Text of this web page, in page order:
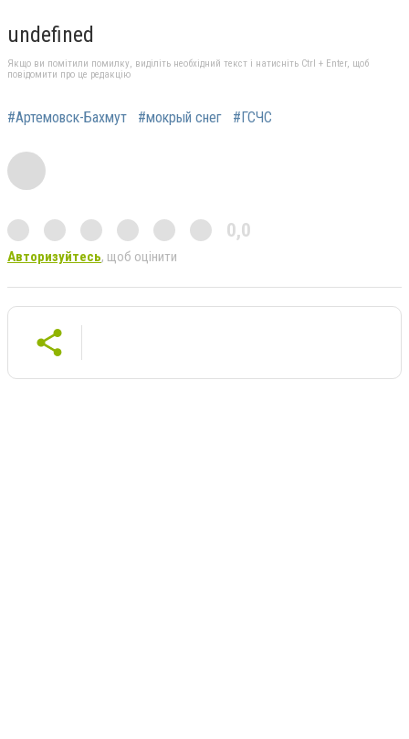
undefined
Якщо ви помітили помилку, виділіть необхідний текст і натисніть Ctrl + Enter, щоб
повідомити про це редакцію
#Артемовск-Бахмут #мокрый снег #ГСЧС
0,0
Авторизуйтесь, щоб оцінити